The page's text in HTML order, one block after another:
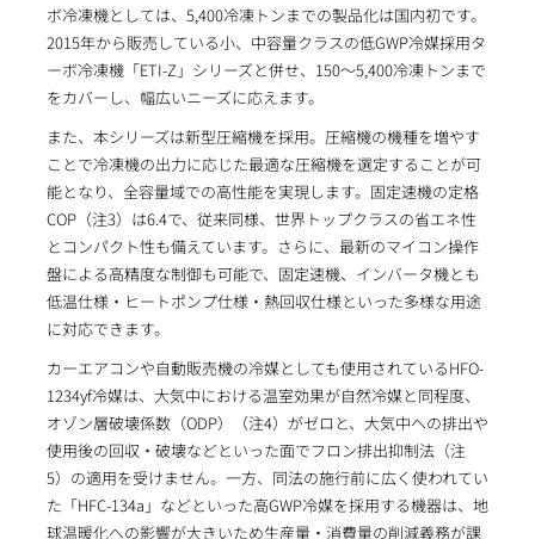
ボ冷凍機としては、5,400冷凍トンまでの製品化は国内初です。
2015年から販売している小、中容量クラスの低GWP冷媒採用タ
ーボ冷凍機「ETI-Z」シリーズと併せ、150～5,400冷凍トンまで
をカバーし、幅広いニーズに応えます。
また、本シリーズは新型圧縮機を採用。圧縮機の機種を増やす
ことで冷凍機の出力に応じた最適な圧縮機を選定することが可
能となり、全容量域での高性能を実現します。固定速機の定格
COP（注3）は6.4で、従来同様、世界トップクラスの省エネ性
とコンパクト性も備えています。さらに、最新のマイコン操作
盤による高精度な制御も可能で、固定速機、インバータ機とも
低温仕様・ヒートポンプ仕様・熱回収仕様といった多様な用途
に対応できます。
カーエアコンや自動販売機の冷媒としても使用されているHFO-
1234yf冷媒は、大気中における温室効果が自然冷媒と同程度、
オゾン層破壊係数（ODP）（注4）がゼロと、大気中への排出や
使用後の回収・破壊などといった面でフロン排出抑制法（注
5）の適用を受けません。一方、同法の施行前に広く使われてい
た「HFC-134a」などといった高GWP冷媒を採用する機器は、地
球温暖化への影響が大きいため生産量・消費量の削減義務が課